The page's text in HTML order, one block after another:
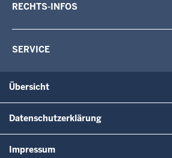
RECHTS-INFOS
SERVICE
Übersicht
Datenschutzerklärung
Impressum